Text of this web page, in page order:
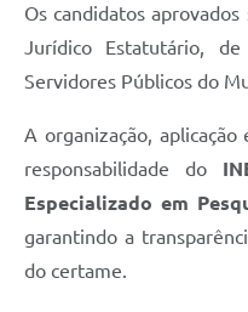
Os candidatos
Jurídico Estatutário,
Servidores Públicos do
A organização,
responsabilidade do
Especializado em
garantindo a
do certame.